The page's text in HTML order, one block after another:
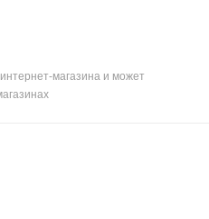
магазина и может